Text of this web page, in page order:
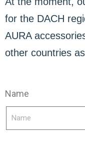
for the DACH
AURA
other countries
Name